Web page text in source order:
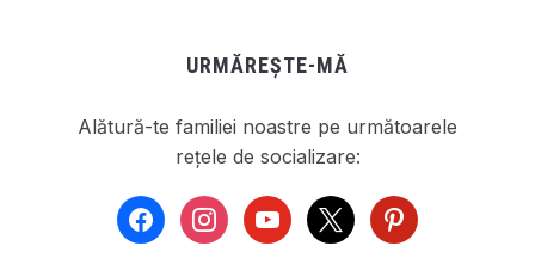
URMĂREȘTE-MĂ
Alătură-te familiei noastre pe următoarele
rețele de socializare:
facebookinstagramyoutube
x pinterest